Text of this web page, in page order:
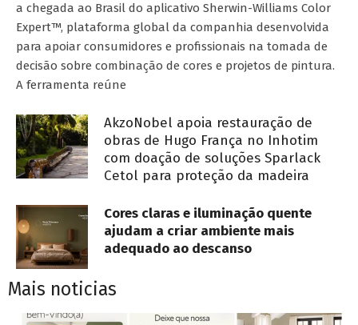
a chegada ao Brasil do aplicativo Sherwin-Williams Color
Expert™, plataforma global da companhia desenvolvida
para apoiar consumidores e profissionais na tomada de
decisão sobre combinação de cores e projetos de pintura.
A ferramenta reúne
AkzoNobel apoia restauração de
obras de Hugo França no Inhotim
com doação de soluções Sparlack
Cetol para proteção da madeira
Cores claras e iluminação quente
ajudam a criar ambiente mais
adequado ao descanso
Mais noticias